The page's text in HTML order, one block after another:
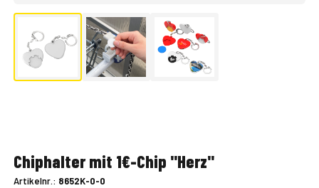
Chiphalter mit 1€-Chip "Herz"
Artikelnr.: 8652K-0-0